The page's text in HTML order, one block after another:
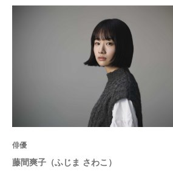
俳優
藤間爽子（ふじま さわこ）